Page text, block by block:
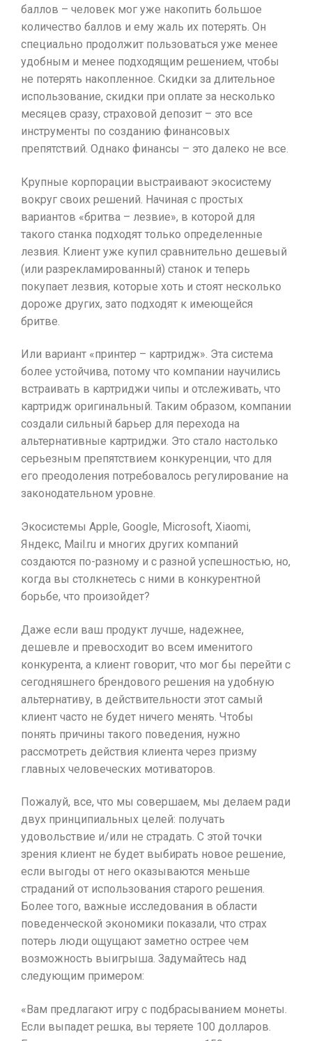
баллов – человек мог уже накопить большое
количество баллов и ему жаль их потерять. Он
специально продолжит пользоваться уже менее
удобным и менее подходящим решением, чтобы
не потерять накопленное. Скидки за длительное
использование, скидки при оплате за несколько
месяцев сразу, страховой депозит – это все
инструменты по созданию финансовых
препятствий. Однако финансы – это далеко не все.
Крупные корпорации выстраивают экосистему
вокруг своих решений. Начиная с простых
вариантов «бритва – лезвие», в которой для
такого станка подходят только определенные
лезвия. Клиент уже купил сравнительно дешевый
(или разрекламированный) станок и теперь
покупает лезвия, которые хоть и стоят несколько
дороже других, зато подходят к имеющейся
бритве.
Или вариант «принтер – картридж». Эта система
более устойчива, потому что компании научились
встраивать в картриджи чипы и отслеживать, что
картридж оригинальный. Таким образом, компании
создали сильный барьер для перехода на
альтернативные картриджи. Это стало настолько
серьезным препятствием конкуренции, что для
его преодоления потребовалось регулирование на
законодательном уровне.
Экосистемы Apple, Google, Microsoft, Xiaomi,
Яндекс, Mail.ru и многих других компаний
создаются по-разному и с разной успешностью, но,
когда вы столкнетесь с ними в конкурентной
борьбе, что произойдет?
Даже если ваш продукт лучше, надежнее,
дешевле и превосходит во всем именитого
конкурента, а клиент говорит, что мог бы перейти с
сегодняшнего брендового решения на удобную
альтернативу, в действительности этот самый
клиент часто не будет ничего менять. Чтобы
понять причины такого поведения, нужно
рассмотреть действия клиента через призму
главных человеческих мотиваторов.
Пожалуй, все, что мы совершаем, мы делаем ради
двух принципиальных целей: получать
удовольствие и/или не страдать. С этой точки
зрения клиент не будет выбирать новое решение,
если выгоды от него оказываются меньше
страданий от использования старого решения.
Более того, важные исследования в области
поведенческой экономики показали, что страх
потерь люди ощущают заметно острее чем
возможность выигрыша. Задумайтесь над
следующим примером:
«Вам предлагают игру с подбрасыванием монеты.
Если выпадет решка, вы теряете 100 долларов.